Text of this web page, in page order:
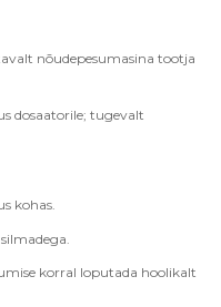
nõudepesumasina tootja
dosaatorile; tugevalt
kohas.
korral loputada hoolikalt